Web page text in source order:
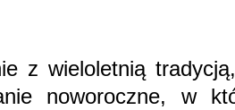
z wieloletnią
noworoczne, w